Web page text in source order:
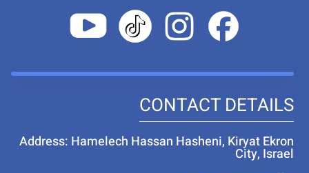
CONTACT DETAILS
Address: Hamelech Hassan Hasheni, Kiryat Ekron
City, Israel